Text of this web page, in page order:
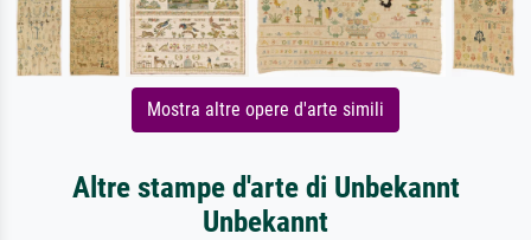
Mostra altre opere d'arte simili
Altre stampe d'arte di Unbekannt
Unbekannt